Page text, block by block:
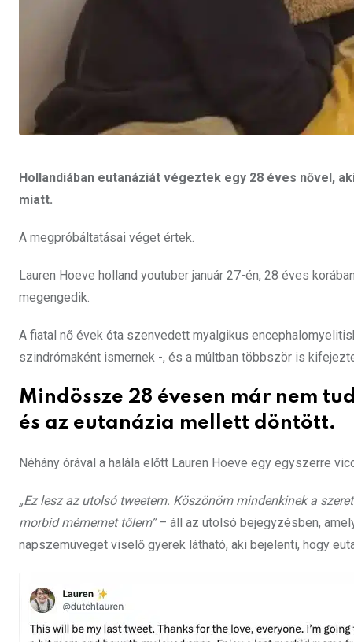
Hollandiában eutanáziát végeztek egy 28 éves nővel,
miatt.
A megpróbáltatásai véget értek.
Lauren Hoeve holland youtuber január 27-én, 28 éves
megengedik.
A fiatal nő évek óta szenvedett myalgikus
szindrómaként ismernek -, és a múltban többször is
Mindössze 28 évesen már nem
és az eutanázia mellett döntött.
Néhány órával a halála előtt Lauren Hoeve egy egyszerre
„Ez lesz az utolsó tweetem. Köszönöm mindenkinek a
morbid mémemet tőlem”– áll az utolsó bejegyzésben,
napszemüveget viselő gyerek látható, aki bejelenti, hogy